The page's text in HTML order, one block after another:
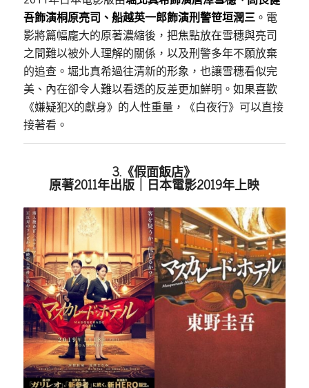
吾飾演桐原亮司、船越英一郎飾演刑警笹垣潤三。電
影將篇幅龐大的原著濃縮後，把焦點放在雪穗與亮司
之間難以被外人理解的關係，以及刑警多年不願放棄
的追查。堀北真希過往清新的形象，也讓雪穗看似完
美、內在卻令人難以看透的反差更加鮮明。如果喜歡
《嫌疑犯X的獻身》的人性重量，《白夜行》可以直接
接著看。
3.《假面飯店》
原著2011年出版｜日本電影2019年上映